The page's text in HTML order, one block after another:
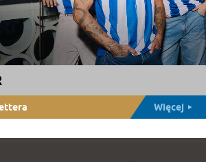
Więcej